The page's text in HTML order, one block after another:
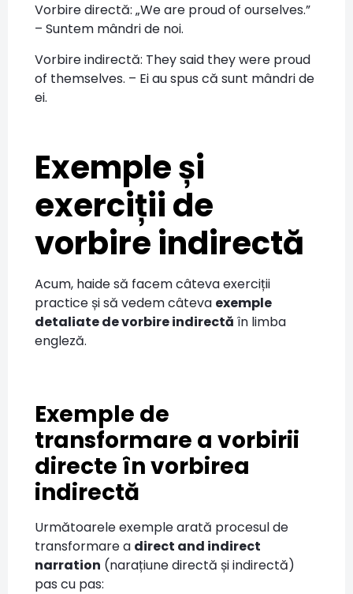
Vorbire directă: „We are proud of ourselves.”
– Suntem mândri de noi.
Vorbire indirectă: They said they were proud
of themselves. – Ei au spus că sunt mândri de
ei.
Exemple și
exerciții de
vorbire indirectă
Acum, haide să facem câteva exerciții
practice și să vedem câteva exemple
detaliate de vorbire indirectă în limba
engleză.
Exemple de
transformare a vorbirii
directe în vorbirea
indirectă
Următoarele exemple arată procesul de
transformare a direct and indirect
narration (narațiune directă și indirectă)
pas cu pas: